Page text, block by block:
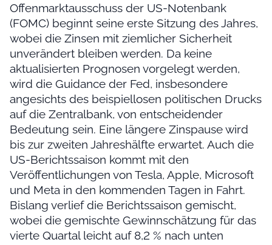
Offenmarktausschuss der US-Notenbank
(FOMC) beginnt seine erste Sitzung des Jahres,
wobei die Zinsen mit ziemlicher Sicherheit
unverändert bleiben werden. Da keine
aktualisierten Prognosen vorgelegt werden,
wird die Guidance der Fed, insbesondere
angesichts des beispiellosen politischen Drucks
auf die Zentralbank, von entscheidender
Bedeutung sein. Eine längere Zinspause wird
bis zur zweiten Jahreshälfte erwartet. Auch die
US-Berichtssaison kommt mit den
Veröffentlichungen von Tesla, Apple, Microsoft
und Meta in den kommenden Tagen in Fahrt.
Bislang verlief die Berichtssaison gemischt,
wobei die gemischte Gewinnschätzung für das
vierte Quartal leicht auf 8,2 % nach unten